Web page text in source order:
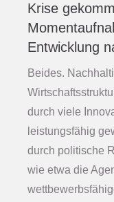
Krise
Entwicklung
Beides.
durch viele
leistungsfähig
durch politische
wie etwa die